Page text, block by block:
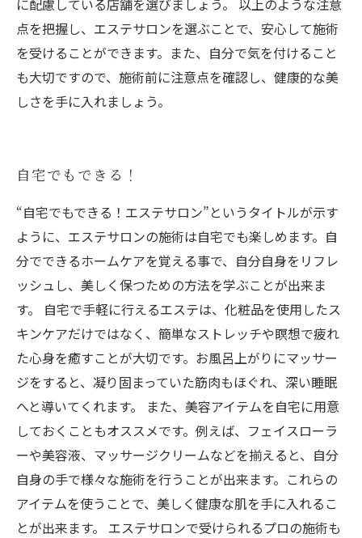
に配慮している店舗を選びましょう。 以上のような注意
点を把握し、エステサロンを選ぶことで、安心して施術
を受けることができます。また、自分で気を付けること
も大切ですので、施術前に注意点を確認し、健康的な美
しさを手に入れましょう。
自宅でもできる！
“自宅でもできる！エステサロン”というタイトルが示す
ように、エステサロンの施術は自宅でも楽しめます。自
分でできるホームケアを覚える事で、自分自身をリフレ
ッシュし、美しく保つための方法を学ぶことが出来ま
す。 自宅で手軽に行えるエステは、化粧品を使用したス
キンケアだけではなく、簡単なストレッチや瞑想で疲れ
た心身を癒すことが大切です。お風呂上がりにマッサー
ジをすると、凝り固まっていた筋肉もほぐれ、深い睡眠
へと導いてくれます。 また、美容アイテムを自宅に用意
しておくこともオススメです。例えば、フェイスローラ
ーや美容液、マッサージクリームなどを揃えると、自分
自身の手で様々な施術を行うことが出来ます。これらの
アイテムを使うことで、美しく健康な肌を手に入れるこ
とが出来ます。 エステサロンで受けられるプロの施術も